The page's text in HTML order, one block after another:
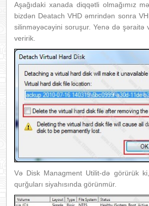
Aşağıdaki xanada diqqətli olmağımız
bizdən Deatach VHD əmrindən sonra
silinməyəcəyini soruşur. Yenə də şəraitə
veririk.
Və Disk Managment Utilit-də görürük
qurğuları siyahısında görünmür.